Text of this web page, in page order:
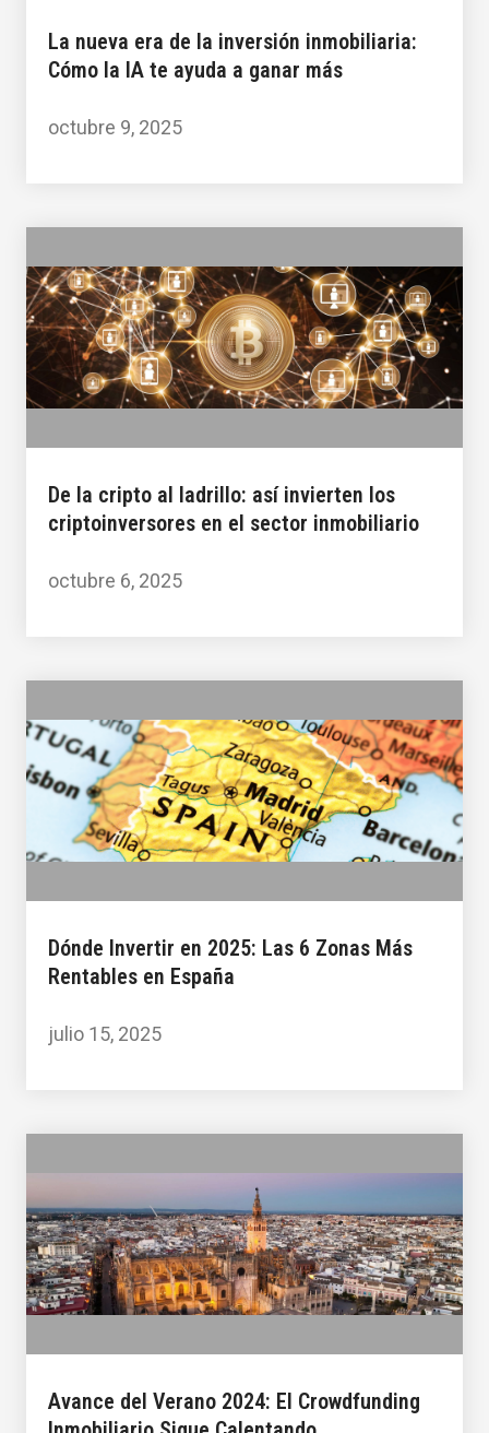
La nueva era de la inversión inmobiliaria:
Cómo la IA te ayuda a ganar más
octubre 9, 2025
De la cripto al ladrillo: así invierten los
criptoinversores en el sector inmobiliario
octubre 6, 2025
Dónde Invertir en 2025: Las 6 Zonas Más
Rentables en España
julio 15, 2025
Avance del Verano 2024: El Crowdfunding